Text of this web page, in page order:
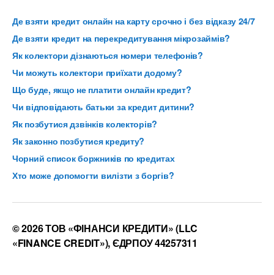
Де взяти кредит онлайн на карту срочно і без відказу 24/7
Де взяти кредит на перекредитування мікрозаймів?
Як колектори дізнаються номери телефонів?
Чи можуть колектори приїхати додому?
Що буде, якщо не платити онлайн кредит?
Чи відповідають батьки за кредит дитини?
Як позбутися дзвінків колекторів?
Як законно позбутися кредиту?
Чорний список боржників по кредитах
Хто може допомогти вилізти з боргів?
© 2026 ТОВ «ФІНАНСИ КРЕДИТИ» (LLC
«FINANCE CREDIT»), ЄДРПОУ 44257311